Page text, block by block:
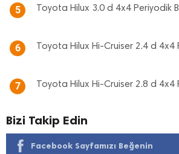
5 Toyota Hilux 3.0 d 4x4 Periyodik
6 Toyota Hilux Hi-Cruiser 2.4 d 4x4
7 Toyota Hilux Hi-Cruiser 2.8 d 4x4
Bizi Takip Edin
Facebook Sayfamızı Beğenin